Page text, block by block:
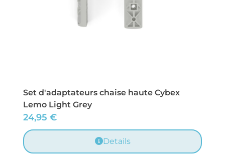
Set d'adaptateurs chaise haute Cybex
Lemo Light Grey
24,95 €
Details